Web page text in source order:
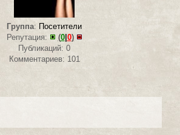
Группа: Посетители
Репутация:
(0| 0)
Публикаций: 0
Комментариев: 101